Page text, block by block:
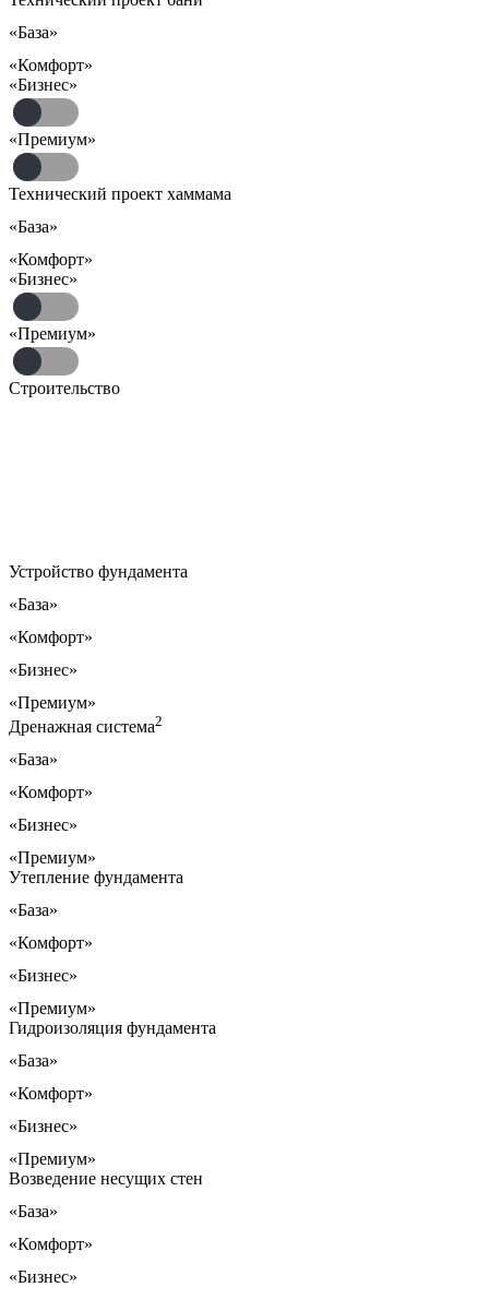
«База»
«Комфорт»
«Бизнес»
«Премиум»
Технический проект хаммама
«База»
«Комфорт»
«Бизнес»
«Премиум»
Строительство
Устройство фундамента
«База»
«Комфорт»
«Бизнес»
«Премиум»
Дренажная система2
«База»
«Комфорт»
«Бизнес»
«Премиум»
Утепление фундамента
«База»
«Комфорт»
«Бизнес»
«Премиум»
Гидроизоляция фундамента
«База»
«Комфорт»
«Бизнес»
«Премиум»
Возведение несущих стен
«База»
«Комфорт»
«Бизнес»